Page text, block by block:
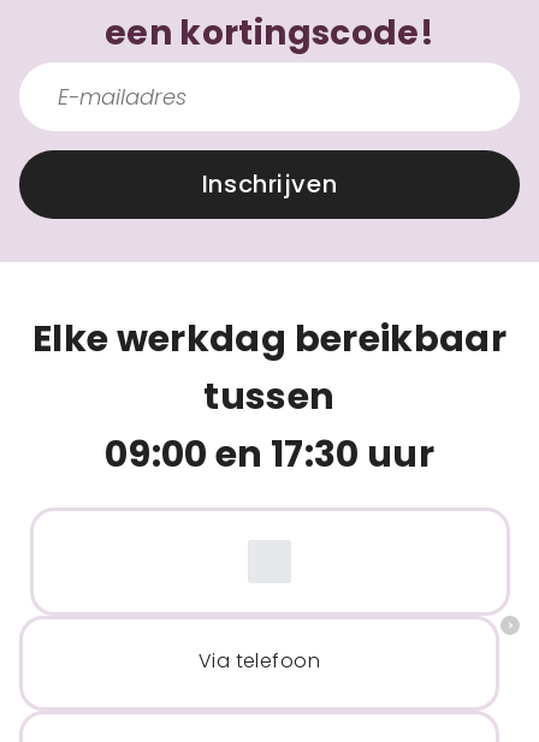
een kortingscode!
Inschrijven
Elke werkdag bereikbaar
tussen
09:00 en 17:30 uur
Via telefoon